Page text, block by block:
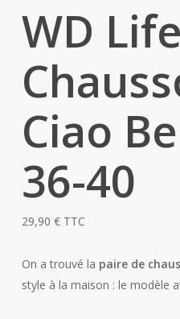
WD
Ciao
36-40
29,90 € TTC
On a trouvé la paire de
style à la maison : le modèle